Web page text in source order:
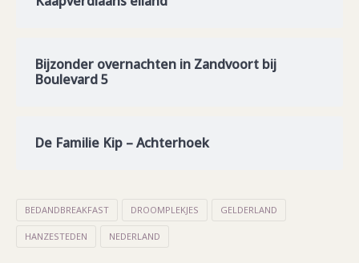
Bijzonder overnachten in Zandvoort bij
Boulevard 5
De Familie Kip – Achterhoek
BEDANDBREAKFAST DROOMPLEKJES GELDERLAND
HANZESTEDEN NEDERLAND